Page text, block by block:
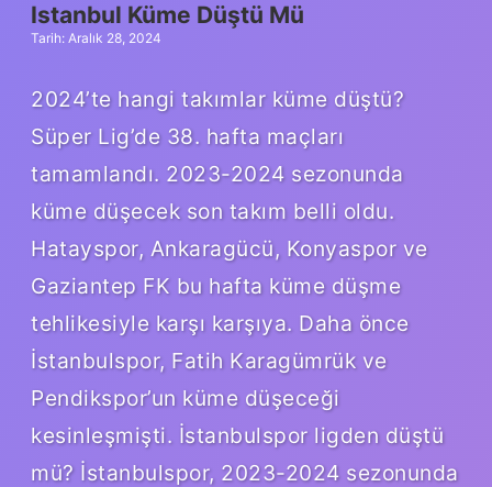
Istanbul Küme Düştü Mü
Tarih: Aralık 28, 2024
2024’te hangi takımlar küme düştü?
Süper Lig’de 38. hafta maçları
tamamlandı. 2023-2024 sezonunda
küme düşecek son takım belli oldu.
Hatayspor, Ankaragücü, Konyaspor ve
Gaziantep FK bu hafta küme düşme
tehlikesiyle karşı karşıya. Daha önce
İstanbulspor, Fatih Karagümrük ve
Pendikspor’un küme düşeceği
kesinleşmişti. İstanbulspor ligden düştü
mü? İstanbulspor, 2023-2024 sezonunda